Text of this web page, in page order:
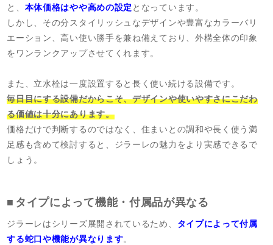
と、 本体価格はやや高めの設定 となっています。
しかし、その分スタイリッシュなデザインや豊富なカラーバリ
エーション、高い使い勝手を兼ね備えており、外構全体の印象
をワンランクアップさせてくれます。
また、立水栓は一度設置すると長く使い続ける設備です。
毎日目にする設備だからこそ、デザインや使いやすさにこだわ
る価値は十分にあります。
価格だけで判断するのではなく、住まいとの調和や長く使う満
足感も含めて検討すると、ジラーレの魅力をより実感できるで
しょう。
タイプによって機能・付属品が異なる
ジラーレはシリーズ展開されているため、 タイプによって付属
する蛇口や機能が異なります。